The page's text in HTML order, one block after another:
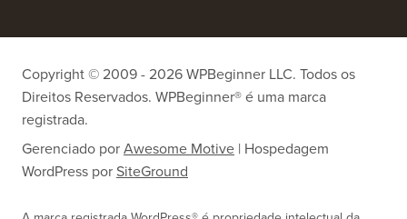
Copyright © 2009 - 2026 WPBeginner LLC. Todos os
Direitos Reservados. WPBeginner® é uma marca
registrada.
Gerenciado porAwesome Motive | Hospedagem
WordPress porSiteGround